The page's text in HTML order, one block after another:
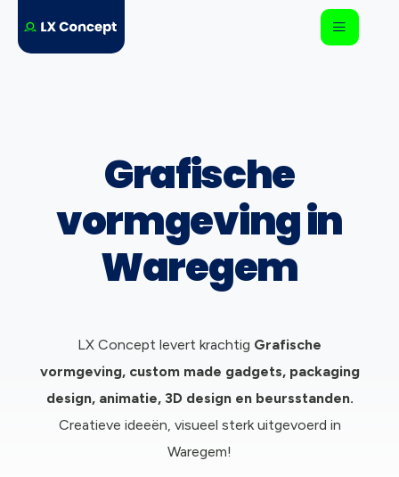
Grafische
vormgeving in
Waregem
LX Concept levert krachtig Grafische
vormgeving, custom made gadgets, packaging
design, animatie, 3D design en beursstanden.
Creatieve ideeën, visueel sterk uitgevoerd in
Waregem!